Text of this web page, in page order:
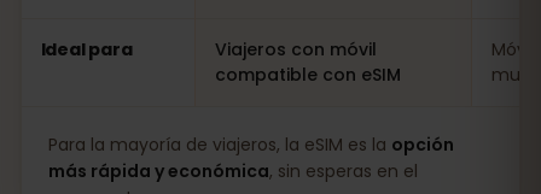
Ideal para
Viajeros con móvil
compatible con eSIM
muy
Para la mayoría de viajeros, la eSIM es la opción
más rápida y económica, sin esperas en el